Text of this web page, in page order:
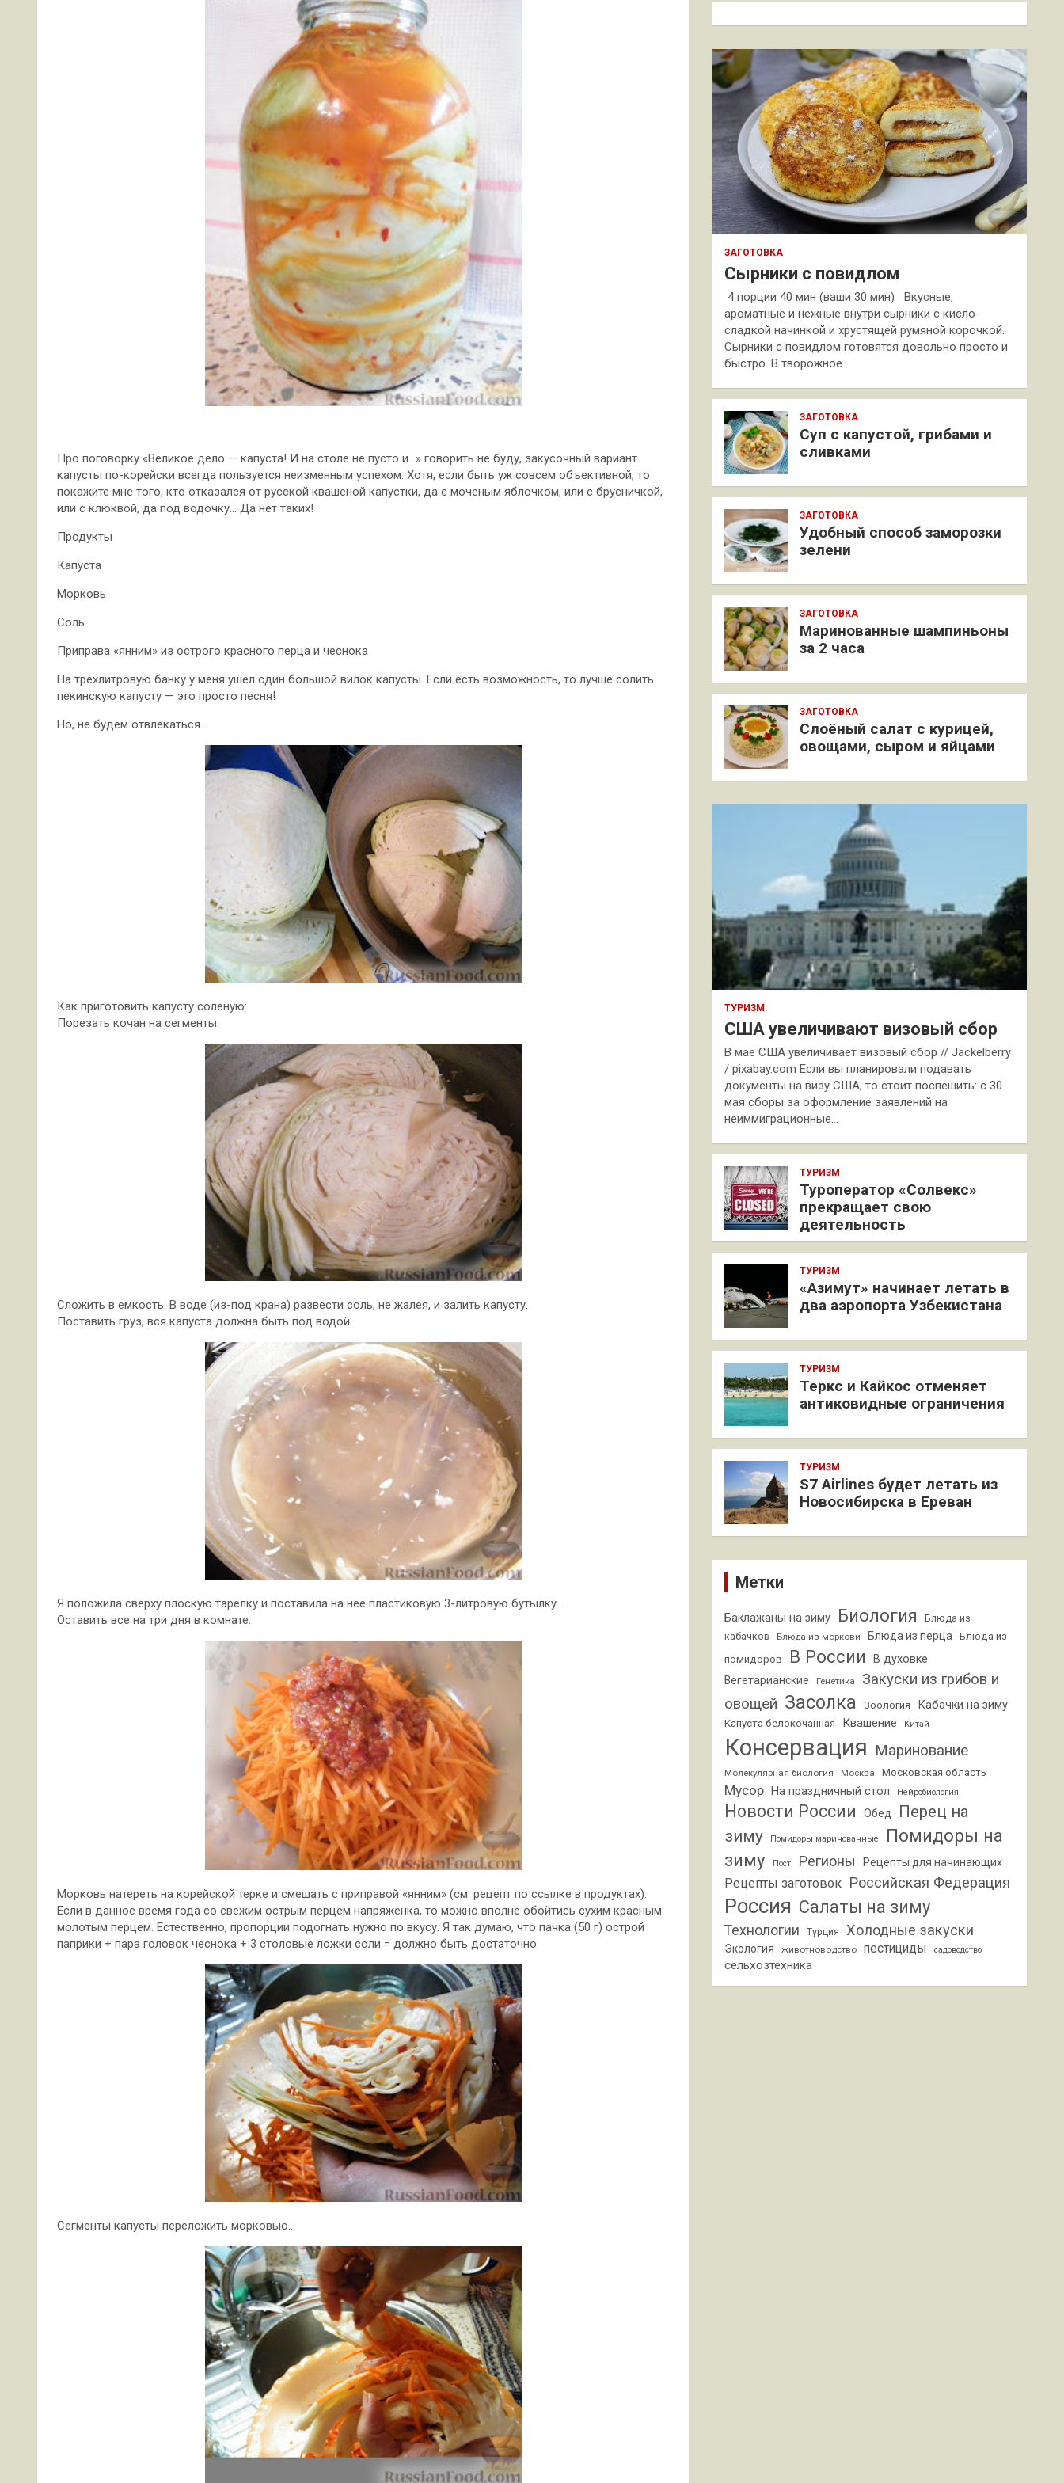
Про поговорку «Великое дело — капуста! И на столе не пусто и…» говорить не буду, закусочный вариант
капусты по-корейски всегда пользуется неизменным успехом. Хотя, если быть уж совсем объективной, то
покажите мне того, кто отказался от русской квашеной капустки, да с моченым яблочком, или с брусничкой,
или с клюквой, да под водочку… Да нет таких!
Продукты
Капуста
Морковь
Соль
Приправа «янним» из острого красного перца и чеснока
На трехлитровую банку у меня ушел один большой вилок капусты. Если есть возможность, то лучше солить
пекинскую капусту — это просто песня!
Но, не будем отвлекаться…
Как приготовить капусту соленую:
Порезать кочан на сегменты.
Сложить в емкость. В воде (из-под крана) развести соль, не жалея, и залить капусту.
Поставить груз, вся капуста должна быть под водой.
Я положила сверху плоскую тарелку и поставила на нее пластиковую 3-литровую бутылку.
Оставить все на три дня в комнате.
Морковь натереть на корейской терке и смешать с приправой «янним» (см. рецепт по ссылке в продуктах).
Если в данное время года со свежим острым перцем напряженка, то можно вполне обойтись сухим красным
молотым перцем. Естественно, пропорции подогнать нужно по вкусу. Я так думаю, что пачка (50 г) острой
паприки + пара головок чеснока + 3 столовые ложки соли = должно быть достаточно.
Сегменты капусты переложить морковью…
к
ЗАГОТОВКА
Сырники с повидлом
4 порции 40 мин (ваши 30 мин) Вкусные,
ароматные и нежные внутри сырники с кисло-
сладкой начинкой и хрустящей румяной корочкой.
Сырники с повидлом готовятся довольно просто и
быстро. В творожное…
ЗАГОТОВКА
Суп с капустой, грибами и
сливками
ЗАГОТОВКА
Удобный способ заморозки
зелени
ЗАГОТОВКА
Маринованные шампиньоны
за 2 часа
ЗАГОТОВКА
Слоёный салат с курицей,
овощами, сыром и яйцами
ТУРИЗМ
США увеличивают визовый сбор
В мае США увеличивает визовый сбор // Jackelberry
/ pixabay.com Если вы планировали подавать
документы на визу США, то стоит поспешить: с 30
мая сборы за оформление заявлений на
неиммиграционные…
ТУРИЗМ
Туроператор «Солвекс»
прекращает свою
деятельность
ТУРИЗМ
«Азимут» начинает летать в
два аэропорта Узбекистана
ТУРИЗМ
Теркс и Кайкос отменяет
антиковидные ограничения
ТУРИЗМ
S7 Airlines будет летать из
Новосибирска в Ереван
Метки
Баклажаны на зиму Биология
Блюда из
кабачков
Блюда из моркови Блюда из перца
Блюда из
помидоров
В России В духовке
Вегетарианские Генетика
Закуски из грибов и
овощей Засолка Зоология Кабачки на зиму
Капуста белокочанная Квашение Китай
Консервация Маринование
Молекулярная биология Москва Московская область
Мусор На праздничный стол Нейробиология
Новости России Обед
Перец на
зиму
Помидоры маринованные
Помидоры на
зиму
Пост Регионы Рецепты для начинающих
Рецепты заготовок Российская Федерация
Россия Салаты на зиму
Технологии Турция Холодные закуски
Экология животноводство пестициды садоводство
сельхозтехника